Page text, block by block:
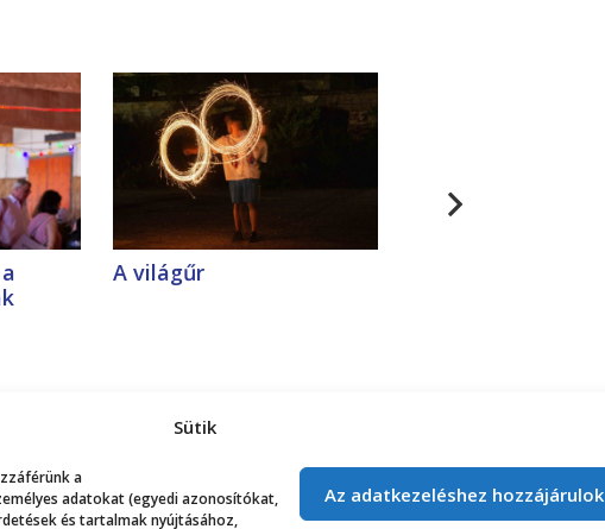
Sütik
a
adatokat (egyedi azonosítókat,
és tartalmak nyújtásához,
Az adatkezeléshez hozzájárulok
A világűr